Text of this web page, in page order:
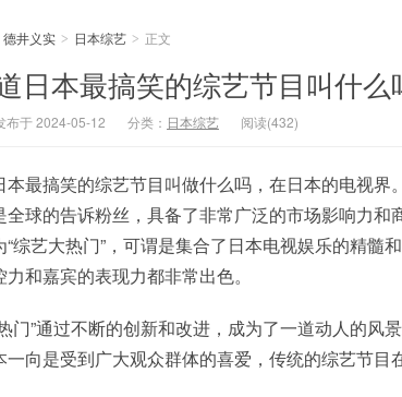
德井义实 > 日本综艺 > 正文
日本最搞笑的综艺节目叫什
布于 2024-05-12 分类： 日本综艺 阅读(432)
本最搞笑的综艺节目叫做什么吗，在日本的电视
全球的告诉粉丝，具备了非常广泛的市场影响力
“综艺大热门”，可谓是集合了日本电视娱乐的精髓
力和嘉宾的表现力都非常出色。
门”通过不断的创新和改进，成为了一道动人的风
一向是受到广大观众群体的喜爱，传统的综艺节目